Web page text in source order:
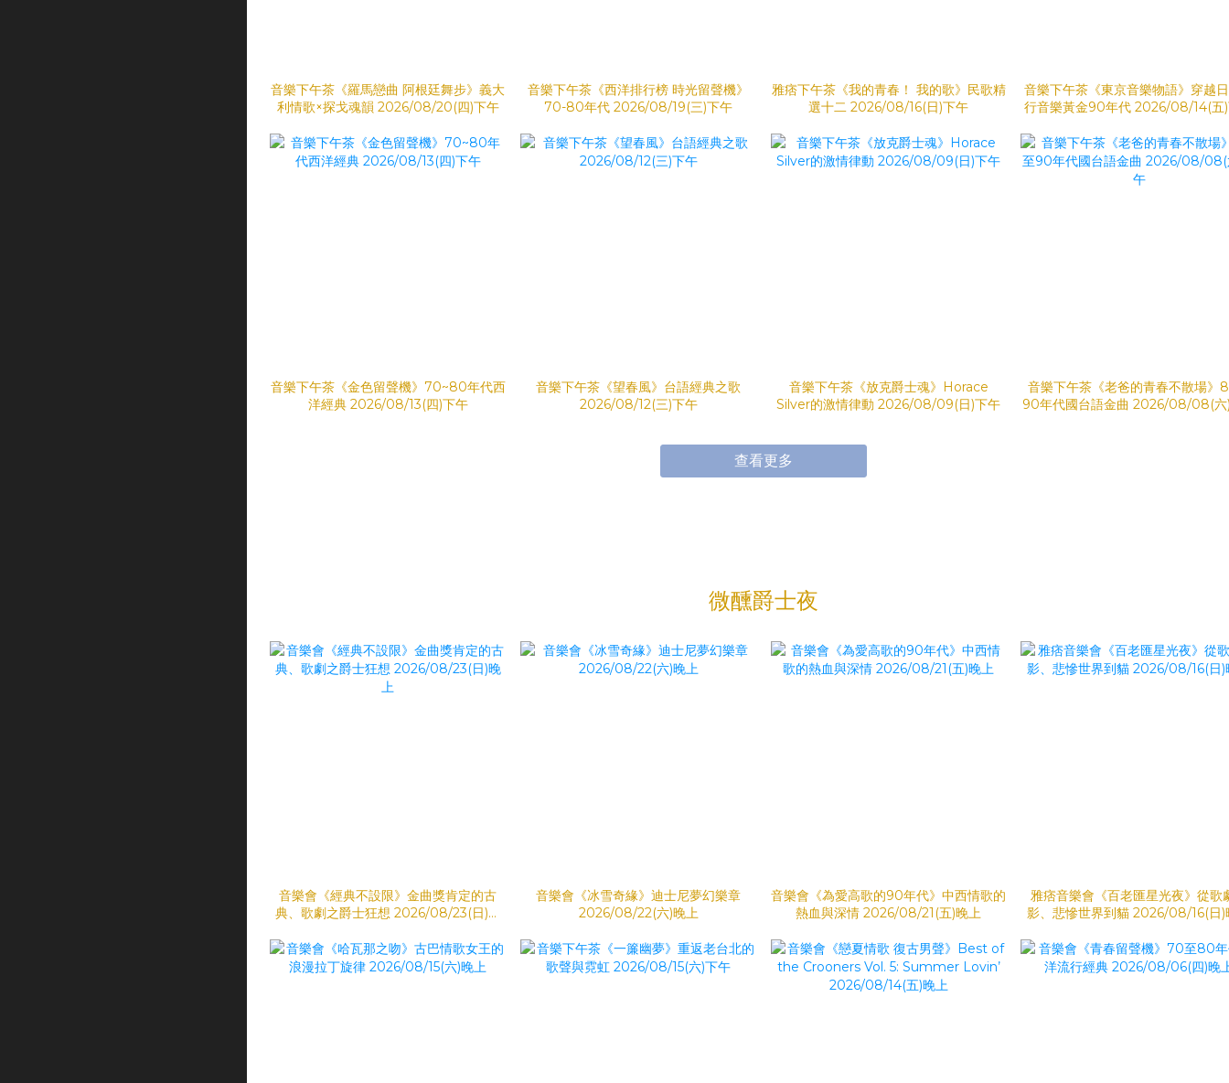
音樂下午茶《羅馬戀曲 阿根廷舞步》義大
利情歌×探戈魂韻 2026/08/20(四)下午
音樂下午茶《西洋排行榜 時光留聲機》
70-80年代 2026/08/19(三)下午
雅痞下午茶《我的青春！ 我的歌》民歌精
選十二 2026/08/16(日)下午
音樂下午茶《東京音樂物語》穿越
行音樂黃金90年代 2026/08/14(五
音樂下午茶《金色留聲機》70~80年代西
洋經典 2026/08/13(四)下午
音樂下午茶《望春風》台語經典之歌
2026/08/12(三)下午
音樂下午茶《放克爵士魂》Horace
Silver的激情律動 2026/08/09(日)下午
音樂下午茶《老爸的青春不散場》
90年代國台語金曲 2026/08/08(六
查看更多
微醺爵士夜
音樂會《經典不設限》金曲獎肯定的古
典、歌劇之爵士狂想 2026/08/23(日)晚
音樂會《冰雪奇緣》迪士尼夢幻樂章
2026/08/22(六)晚上
音樂會《為愛高歌的90年代》中西情歌的
熱血與深情 2026/08/21(五)晚上
雅痞音樂會《百老匯星光夜》從歌
影、悲慘世界到貓 2026/08/16(日)